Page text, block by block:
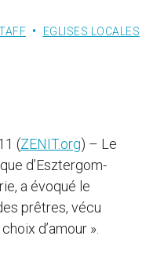
EGLISES LOCALES
(ZENIT.org) – Le
d’Esztergom-
a évoqué le
prêtres, vécu
d’amour ».